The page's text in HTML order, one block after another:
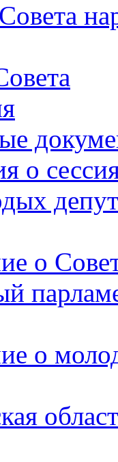
о
о
о